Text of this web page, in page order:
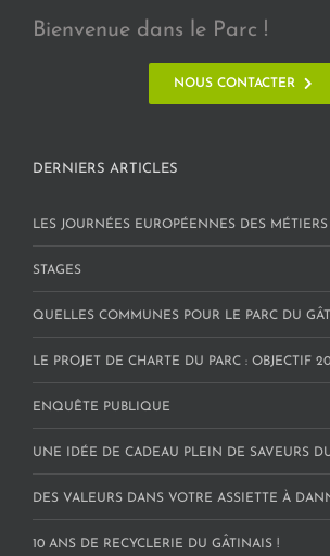
Bienvenue dans le Parc !
NOUS CONTACTER
DERNIERS ARTICLES
LES JOURNÉES EUROPÉENNES DES MÉTIERS
STAGES
QUELLES COMMUNES POUR LE PARC DU
LE PROJET DE CHARTE DU PARC : OBJECTIF
ENQUÊTE PUBLIQUE
UNE IDÉE DE CADEAU PLEIN DE SAVEURS
DES VALEURS DANS VOTRE ASSIETTE À
10 ANS DE RECYCLERIE DU GÂTINAIS !